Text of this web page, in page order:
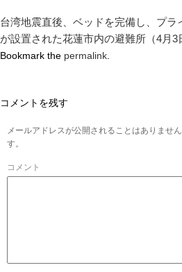
台湾地震直後、ベッドを完備し、プラ
が設置された花蓮市内の避難所（4月3
Bookmark the permalink
コメントを残す
メールアドレスが公開されることはありませ
す。
コメント